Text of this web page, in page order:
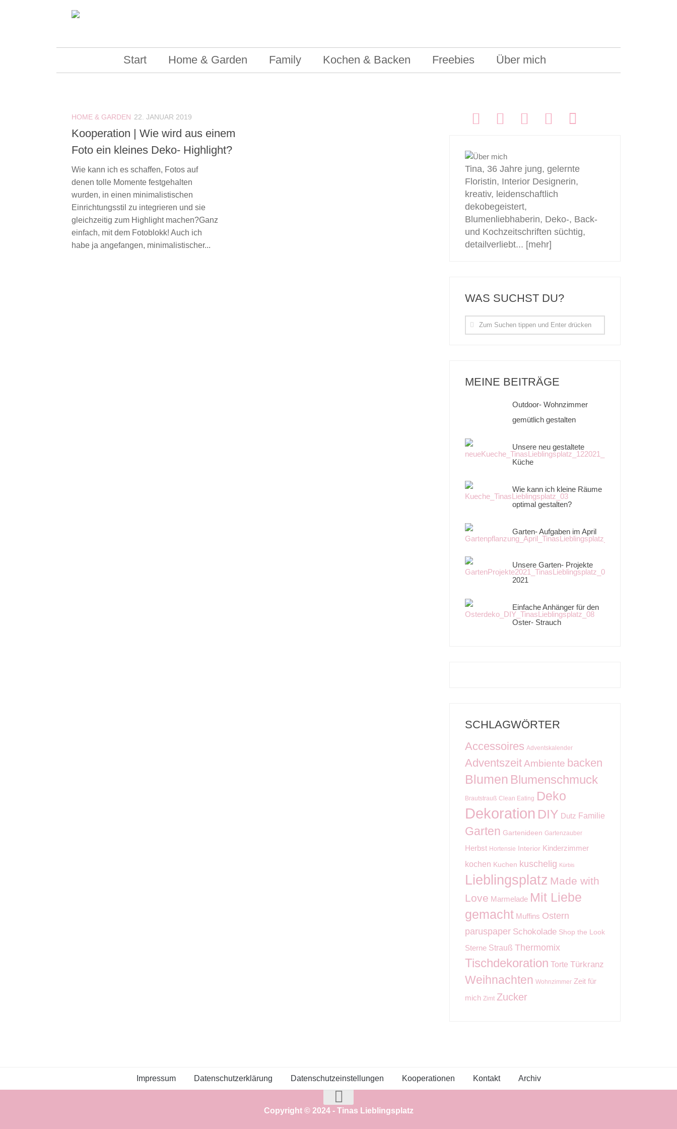
Start Home & Garden Family Kochen & Backen Freebies Über mich
HOME & GARDEN 22. JANUAR 2019
Kooperation | Wie wird aus einem
Foto ein kleines Deko- Highlight?
Wie kann ich es schaffen, Fotos auf
denen tolle Momente festgehalten
wurden, in einen minimalistischen
Einrichtungsstil zu integrieren und sie
gleichzeitig zum Highlight machen?Ganz
einfach, mit dem Fotoblokk! Auch ich
habe ja angefangen, minimalistischer...
Tina, 36 Jahre jung, gelernte
Floristin, Interior Designerin,
kreativ, leidenschaftlich
dekobegeistert,
Blumenliebhaberin, Deko-, Back-
und Kochzeitschriften süchtig,
detailverliebt... [mehr]
WAS SUCHST DU?
MEINE BEITRÄGE
Outdoor- Wohnzimmer
gemütlich gestalten
Unsere neu gestaltete
Küche
Wie kann ich kleine Räume
optimal gestalten?
Garten- Aufgaben im April
Unsere Garten- Projekte
2021
Einfache Anhänger für den
Oster- Strauch
SCHLAGWÖRTER
Accessoires Adventskalender
AdventszeitAmbiente backen
Blumen Blumenschmuck
Brautstrauß Clean Eating Deko
Dekoration DIY Dutz Familie
Garten Gartenideen Gartenzauber
Herbst Hortensie Interior Kinderzimmer
kochen Kuchen kuschelig Kürbis
Lieblingsplatz Made with
Love Marmelade Mit Liebe
gemacht Muffins Ostern
paruspaper Schokolade Shop the Look
Sterne Strauß Thermomix
Tischdekoration Torte Türkranz
Weihnachten Wohnzimmer Zeit für
mich Zimt Zucker
Impressum Datenschutzerklärung Datenschutzeinstellungen Kooperationen Kontakt Archiv
Copyright © 2024 - Tinas Lieblingsplatz